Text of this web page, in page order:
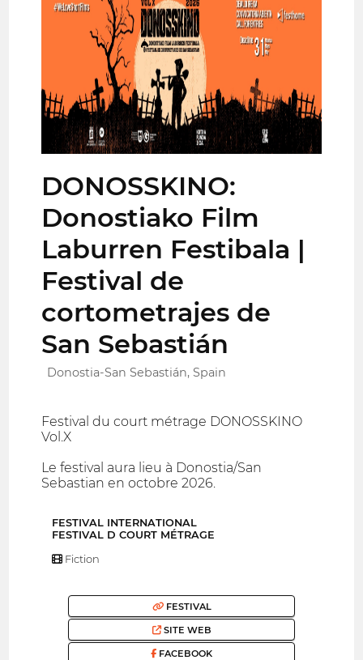
DONOSSKINO:
Donostiako Film
Laburren Festibala |
Festival de
cortometrajes de
San Sebastián
Donostia-San Sebastián, Spain
Festival du court métrage DONOSSKINO
Vol.X
Le festival aura lieu à Donostia/San
Sebastian en octobre 2026.
FESTIVAL INTERNATIONAL
FESTIVAL D COURT MÉTRAGE
Fiction
FESTIVAL
SITE WEB
FACEBOOK